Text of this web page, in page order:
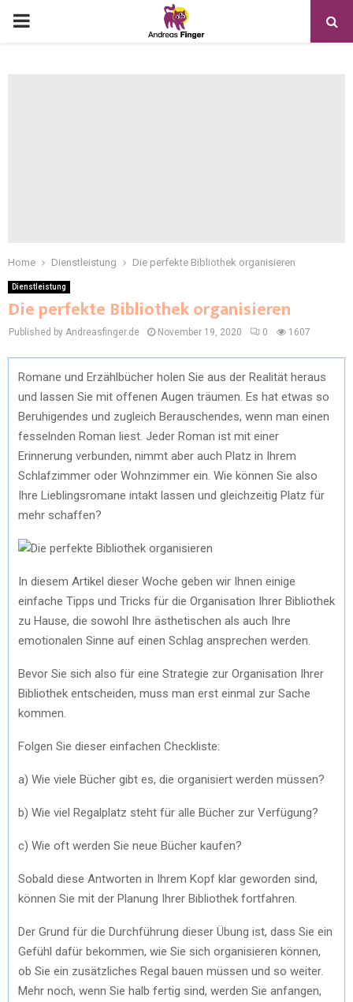
Home Dienstleistung Die perfekte Bibliothek organisieren
Dienstleistung
Die perfekte Bibliothek organisieren
Published by Andreasfinger.de November 19, 2020 0 1607
Romane und Erzählbücher holen Sie aus der Realität heraus
und lassen Sie mit offenen Augen träumen. Es hat etwas so
Beruhigendes und zugleich Berauschendes, wenn man einen
fesselnden Roman liest. Jeder Roman ist mit einer
Erinnerung verbunden, nimmt aber auch Platz in Ihrem
Schlafzimmer oder Wohnzimmer ein. Wie können Sie also
Ihre Lieblingsromane intakt lassen und gleichzeitig Platz für
mehr schaffen?
In diesem Artikel dieser Woche geben wir Ihnen einige
einfache Tipps und Tricks für die Organisation Ihrer Bibliothek
zu Hause, die sowohl Ihre ästhetischen als auch Ihre
emotionalen Sinne auf einen Schlag ansprechen werden.
Bevor Sie sich also für eine Strategie zur Organisation Ihrer
Bibliothek entscheiden, muss man erst einmal zur Sache
kommen.
Folgen Sie dieser einfachen Checkliste:
a) Wie viele Bücher gibt es, die organisiert werden müssen?
b) Wie viel Regalplatz steht für alle Bücher zur Verfügung?
c) Wie oft werden Sie neue Bücher kaufen?
Sobald diese Antworten in Ihrem Kopf klar geworden sind,
können Sie mit der Planung Ihrer Bibliothek fortfahren.
Der Grund für die Durchführung dieser Übung ist, dass Sie ein
Gefühl dafür bekommen, wie Sie sich organisieren können,
ob Sie ein zusätzliches Regal bauen müssen und so weiter.
Mehr noch, wenn Sie halb fertig sind, werden Sie anfangen,